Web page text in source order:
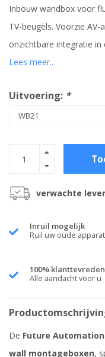
Inbouw wandbox voor
TV-beugels. Voorzie
onzichtbare integratie in
Lees meer..
Uitvoering: *
verwachte
Inruil mogelijk
Ruil uw oude
100%
Alle aandacht voor u
De Future
wall montageboxen,